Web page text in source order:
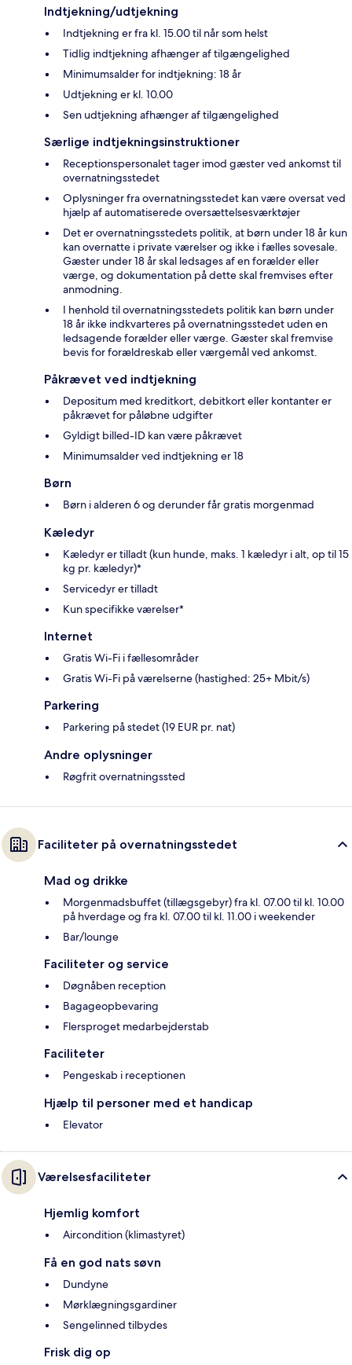
Indtjekning/udtjekning
Indtjekning er fra kl. 15.00 til når som helst
Tidlig indtjekning afhænger af tilgængelighed
Minimumsalder for indtjekning: 18 år
Udtjekning er kl. 10.00
Sen udtjekning afhænger af tilgængelighed
Særlige indtjekningsinstruktioner
Receptionspersonalet tager imod gæster ved ankomst til
overnatningsstedet
Oplysninger fra overnatningsstedet kan være oversat ved
hjælp af automatiserede oversættelsesværktøjer
Det er overnatningsstedets politik, at børn under 18 år kun
kan overnatte i private værelser og ikke i fælles sovesale.
Gæster under 18 år skal ledsages af en forælder eller
værge, og dokumentation på dette skal fremvises efter
anmodning.
I henhold til overnatningsstedets politik kan børn under
18 år ikke indkvarteres på overnatningsstedet uden en
ledsagende forælder eller værge. Gæster skal fremvise
bevis for forældreskab eller værgemål ved ankomst.
Påkrævet ved indtjekning
Depositum med kreditkort, debitkort eller kontanter er
påkrævet for påløbne udgifter
Gyldigt billed-ID kan være påkrævet
Minimumsalder ved indtjekning er 18
Børn
Børn i alderen 6 og derunder får gratis morgenmad
Kæledyr
Kæledyr er tilladt (kun hunde, maks. 1 kæledyr i alt, op til 15
kg pr. kæledyr)*
Servicedyr er tilladt
Kun specifikke værelser*
Internet
Gratis Wi-Fi i fællesområder
Gratis Wi-Fi på værelserne (hastighed: 25+ Mbit/s)
Parkering
Parkering på stedet (19 EUR pr. nat)
Andre oplysninger
Røgfrit overnatningssted
Faciliteter på overnatningsstedet
Mad og drikke
Morgenmadsbuffet (tillægsgebyr) fra kl. 07.00 til kl. 10.00
på hverdage og fra kl. 07.00 til kl. 11.00 i weekender
Bar/lounge
Faciliteter og service
Døgnåben reception
Bagageopbevaring
Flersproget medarbejderstab
Faciliteter
Pengeskab i receptionen
Hjælp til personer med et handicap
Elevator
Værelsesfaciliteter
Hjemlig komfort
Aircondition (klimastyret)
Få en god nats søvn
Dundyne
Mørklægningsgardiner
Sengelinned tilbydes
Frisk dig op